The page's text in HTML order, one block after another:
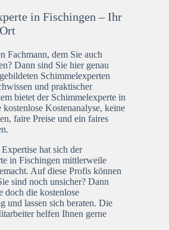
in Fischingen – Ihr
Fachmann, dem Sie auch
Dann sind Sie hier genau
Schimmelexperten
und praktischer
bietet der Schimmelexperte in
kostenlose Kostenanalyse, keine
faire Preise und ein faires
hat sich der
in Fischingen mittlerweile
Auf diese Profis können
sind noch unsicher? Dann
doch die kostenlose
und lassen sich beraten. Die
helfen Ihnen gerne